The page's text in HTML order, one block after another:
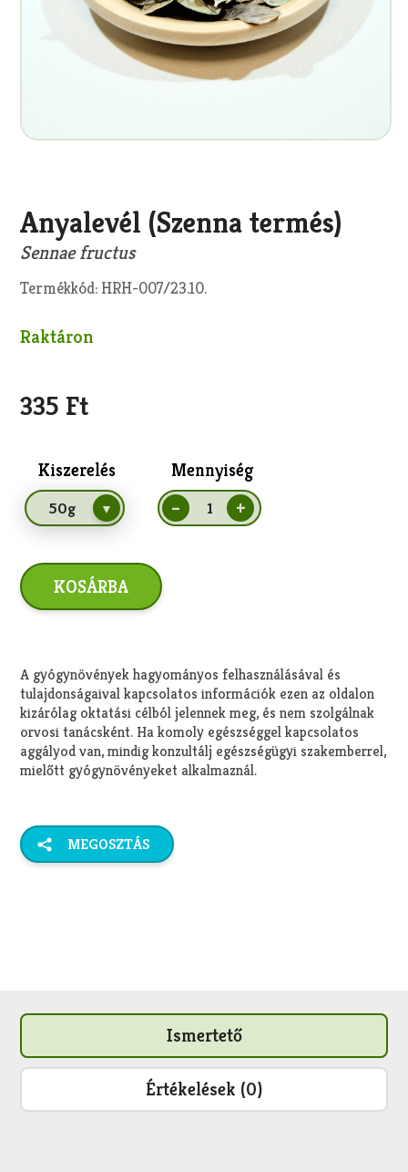
Anyalevél (Szenna termés)
Sennae fructus
Termékkód: HRH-007/23.10.
Raktáron
335 Ft
Kiszerelés Mennyiség
A gyógynövények hagyományos felhasználásával és
tulajdonságaival kapcsolatos információk ezen az oldalon
kizárólag oktatási célból jelennek meg, és nem szolgálnak
orvosi tanácsként. Ha komoly egészséggel kapcsolatos
aggályod van, mindig konzultálj egészségügyi szakemberrel,
mielőtt gyógynövényeket alkalmaznál.
MEGOSZTÁS
Ismertető
Értékelések (0)
Másolás